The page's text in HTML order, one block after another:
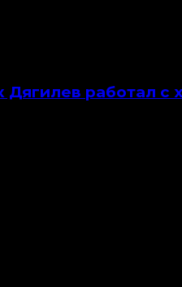
Дягилев работал с
до 23 сентября
для театра и кино.